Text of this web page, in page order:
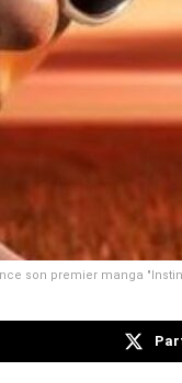
son premier manga